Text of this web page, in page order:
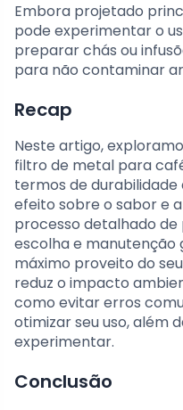
Embora projetado
pode experimentar o
preparar chás ou
para não contaminar
Recap
Neste artigo,
filtro de metal para
termos de
efeito sobre o sabor e
processo detalhado de
escolha e
máximo proveito do
reduz o impacto
como evitar erros
otimizar seu uso, além
experimentar.
Conclusão